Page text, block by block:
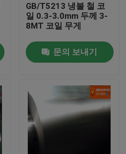
GB/T5213 냉불 철 코
일 0.3-3.0mm 두께 3-
8MT 코일 무게
문의 보내기